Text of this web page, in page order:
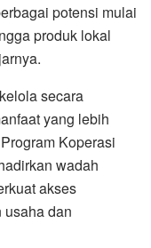
potensi mulai
produk lokal
secara
yang lebih
Koperasi
wadah
akses
usaha dan